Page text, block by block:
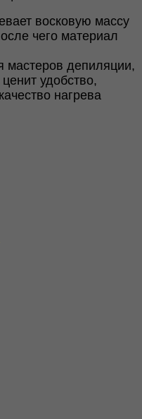
восковую массу
чего материал
депиляции,
удобство,
нагрева